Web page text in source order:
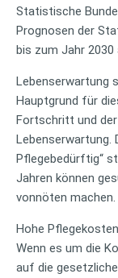
Statistische
Prognosen der
bis zum Jahr 2030
Lebenserwartung
Hauptgrund für
Fortschritt und
Lebenserwartung.
Pflegebedürftig“
Jahren können
vonnöten machen.
Hohe Pflegekosten
Wenn es um die
auf die